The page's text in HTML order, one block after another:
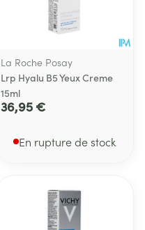
La Roche Posay
Lrp Hyalu B5 Yeux Creme
15ml
36,95 €
En rupture de stock